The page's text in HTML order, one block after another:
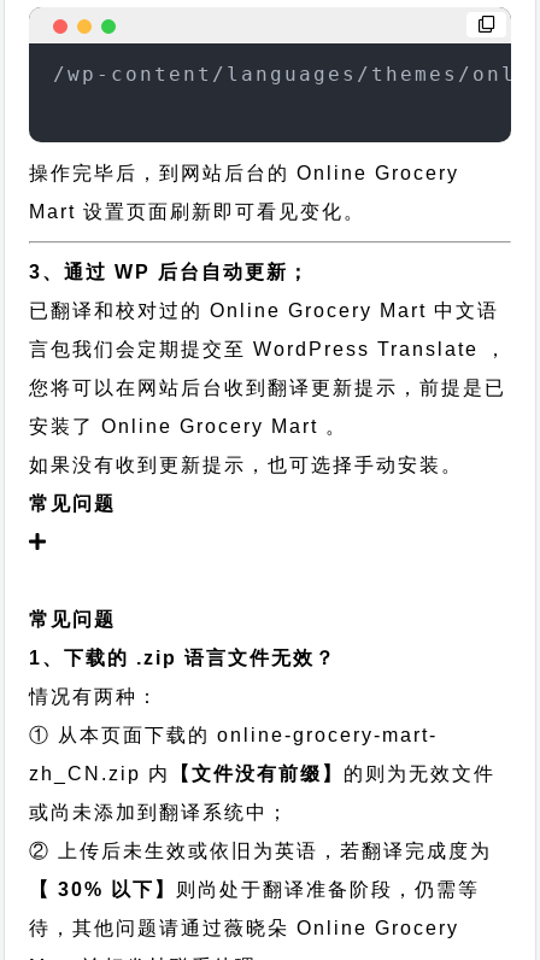
/wp-content/languages/themes/
操作完毕后，到网站后台的 Online Grocery
Mart 设置页面刷新即可看见变化。
3、通过 WP 后台自动更新；
已翻译和校对过的 Online Grocery Mart 中文语
言包我们会定期提交至 WordPress Translate ，
您将可以在网站后台收到翻译更新提示，前提是已
安装了 Online Grocery Mart 。
如果没有收到更新提示，也可选择手动安装。
常见问题
常见问题
1、下载的 .zip 语言文件无效？
情况有两种：
① 从本页面下载的 online-grocery-mart-
zh_CN.zip 内
【文件没有前缀】 的则为无效文件
或尚未添加到翻译系统中；
② 上传后未生效或依旧为英语，若翻译完成度为
【 30% 以下】 则尚处于翻译准备阶段，仍需等
待，其他问题请通过薇晓朵 Online Grocery